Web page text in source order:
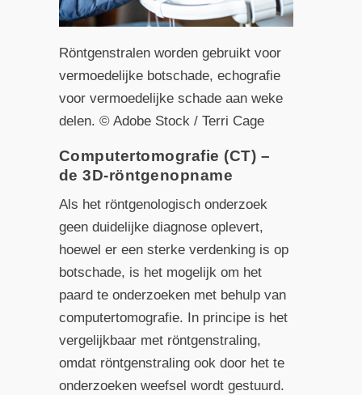
Röntgenstralen worden gebruikt voor
vermoedelijke botschade, echografie
voor vermoedelijke schade aan weke
delen. © Adobe Stock / Terri Cage
Computertomografie (CT) –
de 3D-röntgenopname
Als het röntgenologisch onderzoek
geen duidelijke diagnose oplevert,
hoewel er een sterke verdenking is op
botschade, is het mogelijk om het
paard te onderzoeken met behulp van
computertomografie. In principe is het
vergelijkbaar met röntgenstraling,
omdat röntgenstraling ook door het te
onderzoeken weefsel wordt gestuurd.